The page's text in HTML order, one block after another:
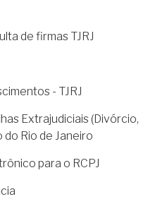
de firmas TJRJ
- TJRJ
Extrajudiciais (Divórcio,
Rio de Janeiro
para o RCPJ